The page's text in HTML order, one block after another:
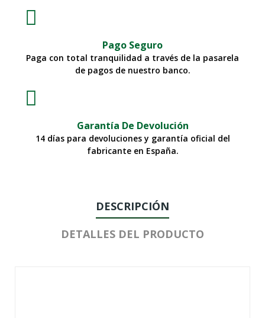
Pago Seguro
Paga con total tranquilidad a través de la pasarela
de pagos de nuestro banco.
Garantía De Devolución
14 días para devoluciones y garantía oficial del
fabricante en España.
DESCRIPCIÓN
DETALLES DEL PRODUCTO